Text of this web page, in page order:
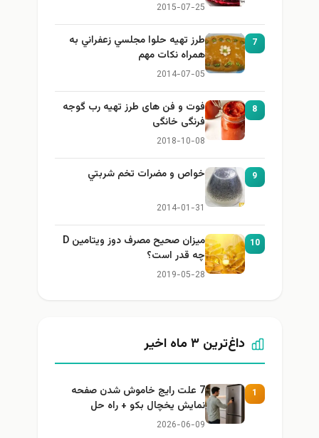
2015-07-25
7
طرز تهيه حلوا مجلسي زعفراني به
همراه نكات مهم
2014-07-05
8
فوت و فن های طرز تهیه رب گوجه
فرنگی خانگی
2018-10-08
9 خواص و مضرات تخم شربتي
2014-01-31
10
میزان صحیح مصرف دوز ویتامین D
چه قدر است؟
2019-05-28
داغ‌ترین ۳ ماه اخیر
1
7 علت رایج خاموش شدن صفحه
نمایش یخچال بکو + راه حل
2026-06-09